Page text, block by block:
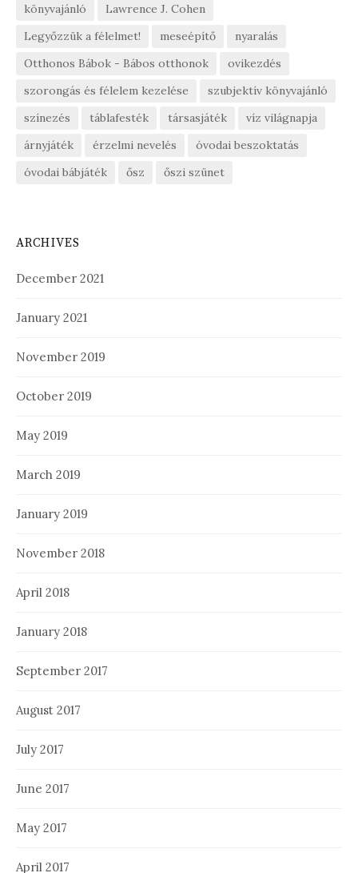
könyvajánló
Lawrence J. Cohen
Legyőzzük a félelmet!
meseépítő
nyaralás
Otthonos Bábok - Bábos otthonok
ovikezdés
szorongás és félelem kezelése
szubjektív könyvajánló
színezés
táblafesték társasjáték
víz világnapja
árnyjáték
érzelmi nevelés
óvodai beszoktatás
óvodai bábjáték
ősz őszi szünet
ARCHIVES
December 2021
January 2021
November 2019
October 2019
May 2019
March 2019
January 2019
November 2018
April 2018
January 2018
September 2017
August 2017
July 2017
June 2017
May 2017
April 2017